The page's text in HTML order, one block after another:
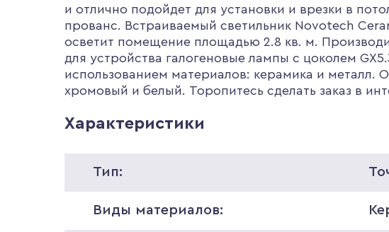
и отлично подойдет для установки и врезки в
прованс. Встраиваемый светильник Novotech
осветит помещение площадью 2.8 кв. м.
для устройства галогеновые лампы с цоколем
использованием материалов: керамика и металл.
хромовый и белый. Торопитесь сделать заказ в
Характеристики
Тип:
Виды материалов: